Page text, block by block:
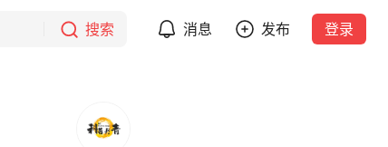
搜索 消息 发布 登录